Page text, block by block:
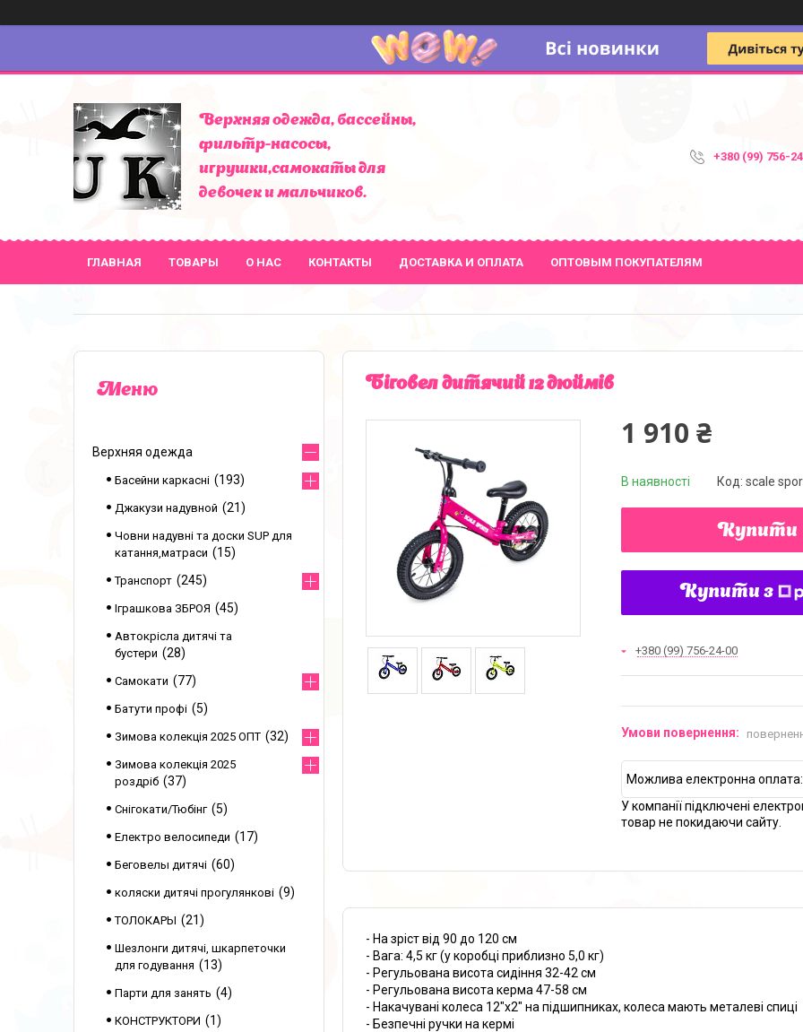
Верхняя одежда, бассейны,
фильтр-насосы,
игрушки,самокаты для
девочек и мальчиков.
+380 (99) 756-
ГЛАВНАЯ ТОВАРЫ О НАС КОНТАКТЫ ДОСТАВКА И ОПЛАТА ОПТОВЫМ ПОКУПАТЕЛЯМ
Біговел дитячий 12 дюймів
1 910 ₴
В наявності Код: scale
Купити
Купити з
+380 (99) 756-24-00
У компанії підключені
товар не покидаючи сайту.
- На зріст від 90 до 120 см
- Вага: 4,5 кг (у коробці приблизно 5,0 кг)
- Регульована висота сидіння 32-42 см
- Регульована висота керма 47-58 см
- Накачувані колеса 12"х2" на підшипниках, колеса мають металеві спиці
- Безпечні ручки на кермі
Верхняя одежда
Басейни каркасні 193
Джакузи надувной 21
Човни надувні та доски SUP для
катання,матраси
15
Транспорт 245
Іграшкова ЗБРОЯ 45
Автокрісла дитячі та
бустери
28
Самокати 77
Батути профі 5
Зимова колекція 2025 ОПТ 32
Зимова колекція 2025
роздріб
37
Снігокати/Тюбінг 5
Електро велосипеди 17
Беговелы дитячі 60
коляски дитячі прогулянкові 9
ТОЛОКАРЫ 21
Шезлонги дитячі, шкарпеточки
для годування
13
Парти для занять 4
КОНСТРУКТОРИ 1